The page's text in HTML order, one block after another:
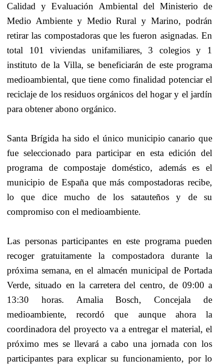
Calidad y Evaluación Ambiental del Ministerio de
Medio Ambiente y Medio Rural y Marino, podrán
retirar las compostadoras que les fueron asignadas. En
total 101 viviendas unifamiliares, 3 colegios y 1
instituto de la Villa, se beneficiarán de este programa
medioambiental, que tiene como finalidad potenciar el
reciclaje de los residuos orgánicos del hogar y el jardín
para obtener abono orgánico.
Santa Brígida ha sido el único municipio canario que
fue seleccionado para participar en esta edición del
programa de compostaje doméstico, además es el
municipio de España que más compostadoras recibe,
lo que dice mucho de los satauteños y de su
compromiso con el medioambiente.
Las personas participantes en este programa pueden
recoger gratuitamente la compostadora durante la
próxima semana, en el almacén municipal de Portada
Verde, situado en la carretera del centro, de 09:00 a
13:30 horas. Amalia Bosch, Concejala de
medioambiente, recordó que aunque ahora la
coordinadora del proyecto va a entregar el material, el
próximo mes se llevará a cabo una jornada con los
participantes para explicar su funcionamiento, por lo